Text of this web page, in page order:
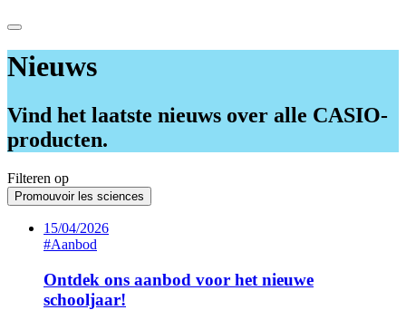
Nieuws
Vind het laatste nieuws over alle CASIO-
producten.
Filteren op
Promouvoir les sciences
15/04/2026
#Aanbod
Ontdek ons aanbod voor het nieuwe
schooljaar!